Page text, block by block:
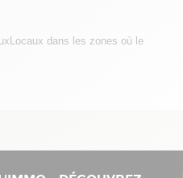
dans les zones où le